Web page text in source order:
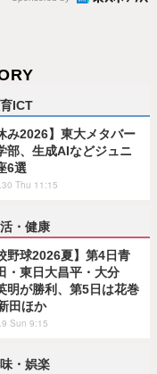
ICT
み2026】東大メタバー
部、生成AIなどジュニ
6選
Thu 11:15
・健康
野球2026夏】第4日青
・東日大昌平・大分
明が勝利、第5日は花巻
田ほか
Sun 9:15
・娯楽